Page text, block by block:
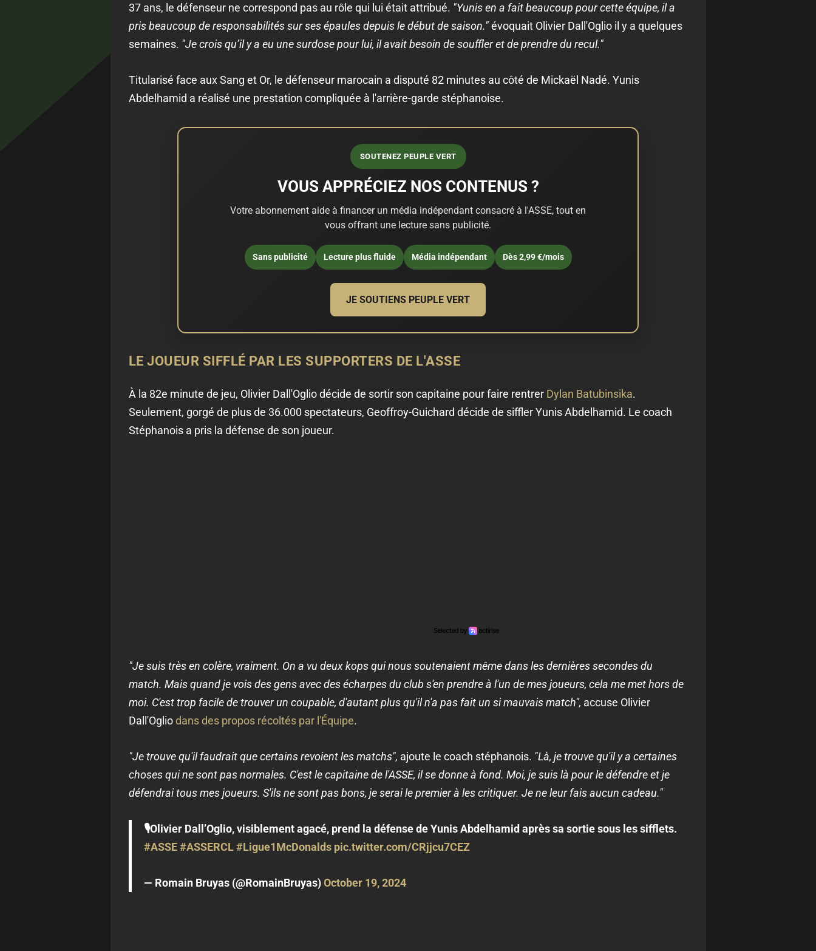
37 ans, le défenseur ne correspond pas au rôle qui lui était attribué. "Yunis en a fait beaucoup pour cette équipe, il a
pris beaucoup de responsabilités sur ses épaules depuis le début de saison."évoquait Olivier Dall'Oglio il y a quelques
semaines. "Je crois qu’il y a eu une surdose pour lui, il avait besoin de souffler et de prendre du recul."
Titularisé face aux Sang et Or, le défenseur marocain a disputé 82 minutes au côté de Mickaël Nadé. Yunis
Abdelhamid a réalisé une prestation compliquée à l'arrière-garde stéphanoise.
SOUTENEZ PEUPLE VERT
VOUS APPRÉCIEZ NOS CONTENUS ?
Votre abonnement aide à financer un média indépendant consacré à l'ASSE, tout en
vous offrant une lecture sans publicité.
Sans publicité Lecture plus fluide Média indépendant Dès 2,99 €/mois
JE SOUTIENS PEUPLE VERT
LE JOUEUR SIFFLÉ PAR LES SUPPORTERS DE L'ASSE
À la 82e minute de jeu, Olivier Dall'Oglio décide de sortir son capitaine pour faire rentrer Dylan Batubinsika.
Seulement, gorgé de plus de 36.000 spectateurs, Geoffroy-Guichard décide de siffler Yunis Abdelhamid. Le coach
Stéphanois a pris la défense de son joueur.
"Je suis très en colère, vraiment. On a vu deux kops qui nous soutenaient même dans les dernières secondes du
match. Mais quand je vois des gens avec des écharpes du club s'en prendre à l'un de mes joueurs, cela me met hors de
moi. C'est trop facile de trouver un coupable, d'autant plus qu'il n'a pas fait un si mauvais match", accuse Olivier
Dall'Oglio dans des propos récoltés par l'Équipe.
"Je trouve qu'il faudrait que certains revoient les matchs", ajoute le coach stéphanois. "Là, je trouve qu'il y a certaines
choses qui ne sont pas normales. C'est le capitaine de l'ASSE, il se donne à fond. Moi, je suis là pour le défendre et je
défendrai tous mes joueurs. S'ils ne sont pas bons, je serai le premier à les critiquer. Je ne leur fais aucun cadeau."
🎙️Olivier Dall’Oglio, visiblement agacé, prend la défense de Yunis Abdelhamid après sa sortie sous les sifflets.
#ASSE #ASSERCL #Ligue1McDonalds pic.twitter.com/CRjjcu7CEZ
— Romain Bruyas (@RomainBruyas)October 19, 2024